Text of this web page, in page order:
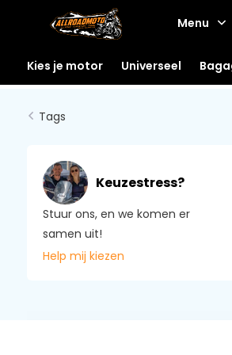
Menu
Kies je motor Universeel
Tags
Keuzestress?
Stuur ons, en we komen er
samen uit!
Help mij kiezen